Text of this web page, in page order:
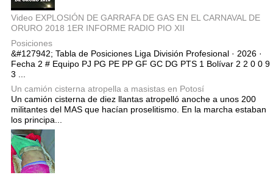
Video EXPLOSIÓN DE GARRAFA DE GAS EN EL CARNAVAL DE
ORURO 2018 1ER INFORME RADIO PIO XII
Posiciones
&#127942; Tabla de Posiciones Liga División Profesional · 2026 ·
Fecha 2 # Equipo PJ PG PE PP GF GC DG PTS 1 Bolívar 2 2 0 0 9
3 ...
Un camión cisterna atropella a masistas en Potosí
Un camión cisterna de diez llantas atropelló anoche a unos 200
militantes del MAS que hacían proselitismo. En la marcha estaban
los principa...